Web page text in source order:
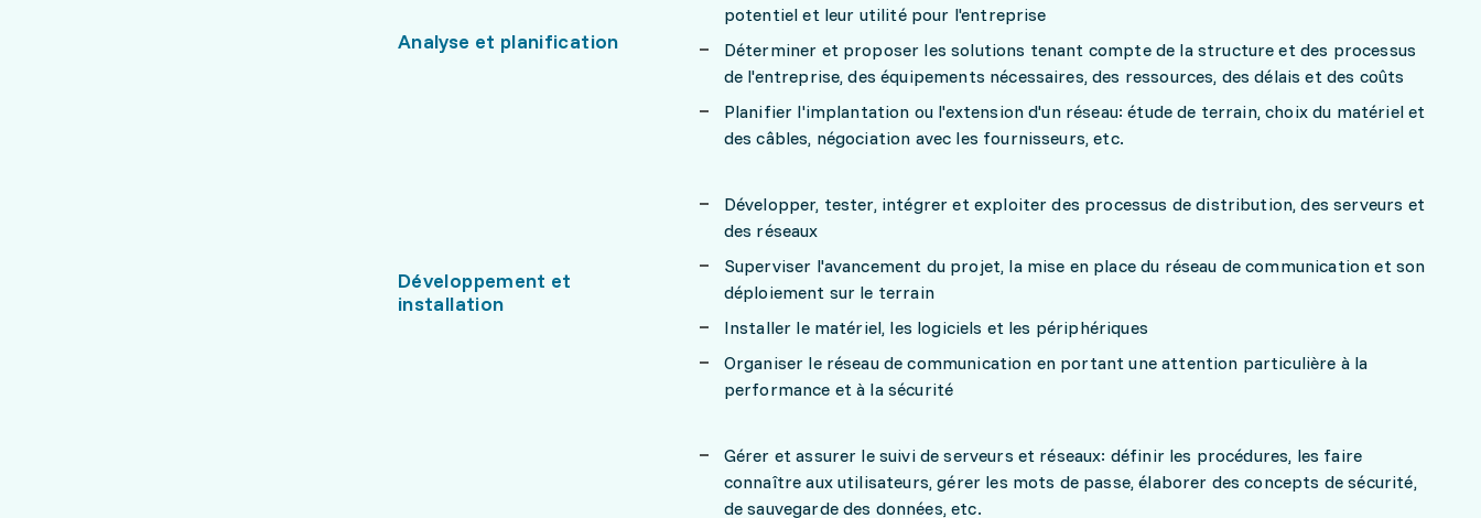
Analyse et planification
potentiel et leur utilité pour l'entreprise
Déterminer et proposer les solutions tenant compte de la structure et des processus
de l'entreprise, des équipements nécessaires, des ressources, des délais et des coûts
Planifier l'implantation ou l'extension d'un réseau: étude de terrain, choix du matériel et
des câbles, négociation avec les fournisseurs, etc.
Développement et
installation
Développer, tester, intégrer et exploiter des processus de distribution, des serveurs et
des réseaux
Superviser l'avancement du projet, la mise en place du réseau de communication et son
déploiement sur le terrain
Installer le matériel, les logiciels et les périphériques
Organiser le réseau de communication en portant une attention particulière à la
performance et à la sécurité
Gérer et assurer le suivi de serveurs et réseaux: définir les procédures, les faire
connaître aux utilisateurs, gérer les mots de passe, élaborer des concepts de sécurité,
de sauvegarde des données, etc.